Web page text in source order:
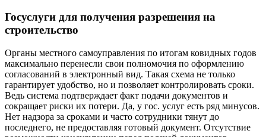
Госуслуги для получения разрешения на
строительство
Органы местного самоуправления по итогам ковидных годов
максимально перенесли свои полномочия по оформлению
согласований в электронный вид. Такая схема не только
гарантирует удобство, но и позволяет контролировать сроки.
Ведь система подтверждает факт подачи документов и
сокращает риски их потери. Да, у гос. услуг есть ряд минусов.
Нет надзора за сроками и часто сотрудники тянут до
последнего, не предоставляя готовый документ. Отсутствие